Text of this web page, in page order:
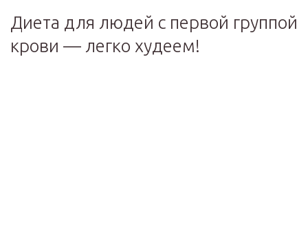
Диета для людей с первой группой
крови — легко худеем!